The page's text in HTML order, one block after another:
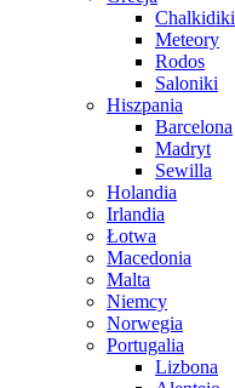
Chalkidiki
Meteory
Rodos
Saloniki
Hiszpania
Barcelona
Madryt
Sewilla
Holandia
Irlandia
Łotwa
Macedonia
Malta
Niemcy
Norwegia
Portugalia
Lizbona